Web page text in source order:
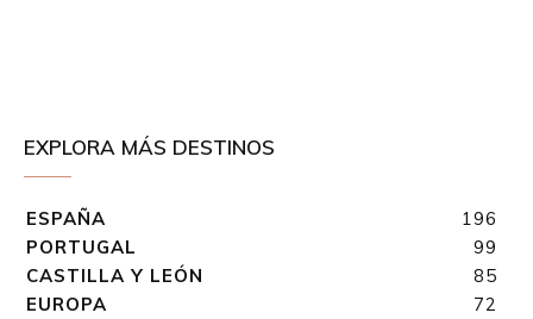
EXPLORA MÁS DESTINOS
ESPAÑA
196
PORTUGAL
99
CASTILLA Y LEÓN
85
EUROPA
72